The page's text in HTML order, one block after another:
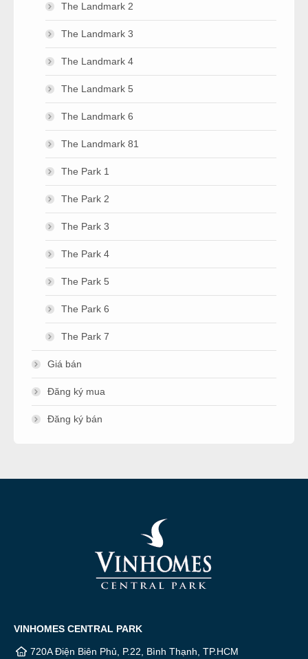
The Landmark 2
The Landmark 3
The Landmark 4
The Landmark 5
The Landmark 6
The Landmark 81
The Park 1
The Park 2
The Park 3
The Park 4
The Park 5
The Park 6
The Park 7
Giá bán
Đăng ký mua
Đăng ký bán
VINHOMES CENTRAL PARK
720A Điện Biên Phủ, P.22, Bình Thạnh, TP.HCM